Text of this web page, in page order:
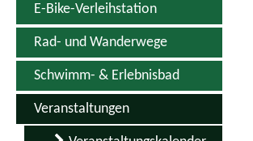
E-Bike-Verleihstation
Rad- und Wanderwege
Schwimm- & Erlebnisbad
Veranstaltungen